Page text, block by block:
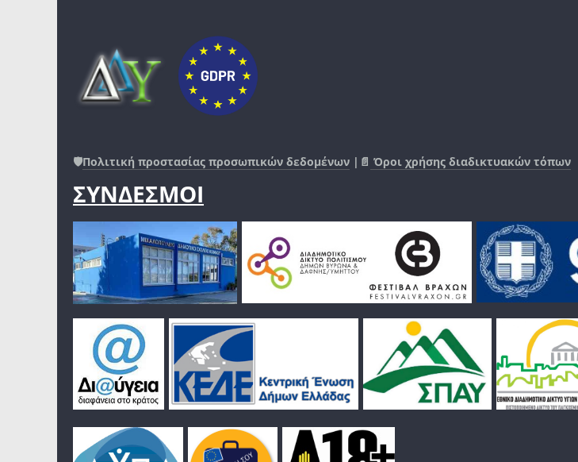
🛡️Πολιτική προστασίας προσωπικών δεδομένων |📄 Όροι χρήσης διαδικτυακών τόπων
ΣΥΝΔΕΣΜΟΙ